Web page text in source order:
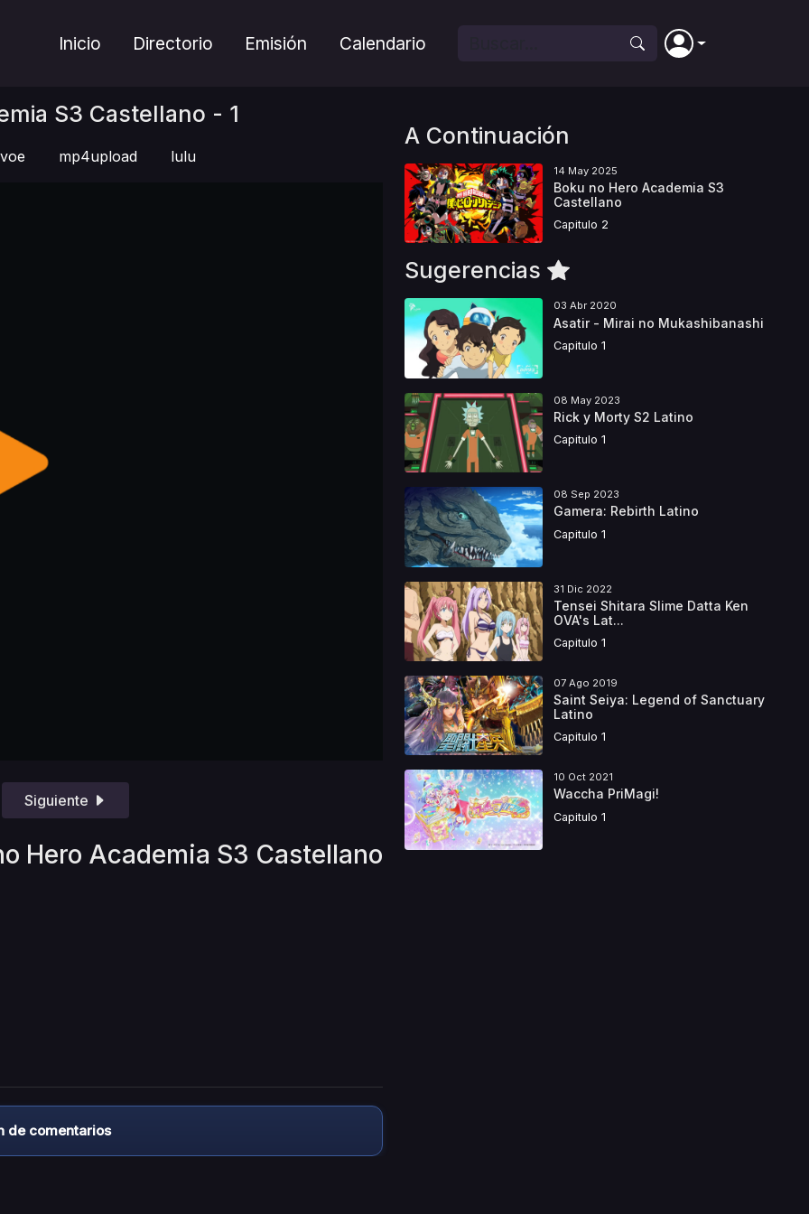
Inicio Directorio Emisión Calendario
S3 Castellano - 1
voe mp4upload lulu
Siguiente
Hero Academia S3 Castellano
de comentarios
A Continuación
14 May 2025
Boku no Hero Academia S3
Castellano
Capitulo 2
Sugerencias
03 Abr 2020
Asatir - Mirai no Mukashibanashi
Capitulo 1
08 May 2023
Rick y Morty S2 Latino
Capitulo 1
08 Sep 2023
Gamera: Rebirth Latino
Capitulo 1
31 Dic 2022
Tensei Shitara Slime Datta Ken
OVA's Lat...
Capitulo 1
07 Ago 2019
Saint Seiya: Legend of Sanctuary
Latino
Capitulo 1
10 Oct 2021
Waccha PriMagi!
Capitulo 1